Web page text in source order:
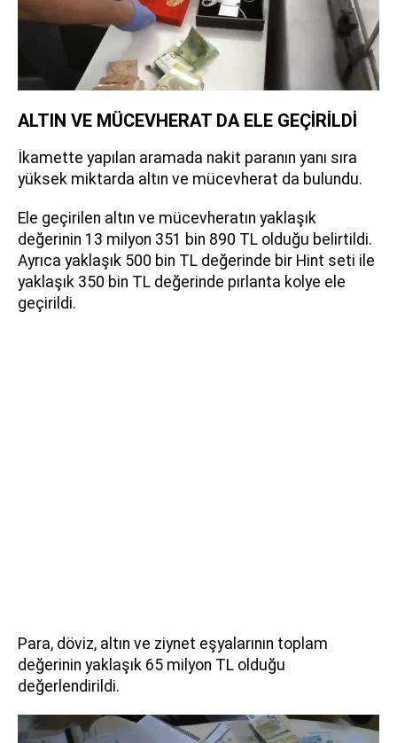
ALTIN VE MÜCEVHERAT DA ELE GEÇİRİLDİ
İkamette yapılan aramada nakit paranın yanı sıra
yüksek miktarda altın ve mücevherat da bulundu.
Ele geçirilen altın ve mücevheratın yaklaşık
değerinin 13 milyon 351 bin 890 TL olduğu belirtildi.
Ayrıca yaklaşık 500 bin TL değerinde bir Hint seti ile
yaklaşık 350 bin TL değerinde pırlanta kolye ele
geçirildi.
Para, döviz, altın ve ziynet eşyalarının toplam
değerinin yaklaşık 65 milyon TL olduğu
değerlendirildi.